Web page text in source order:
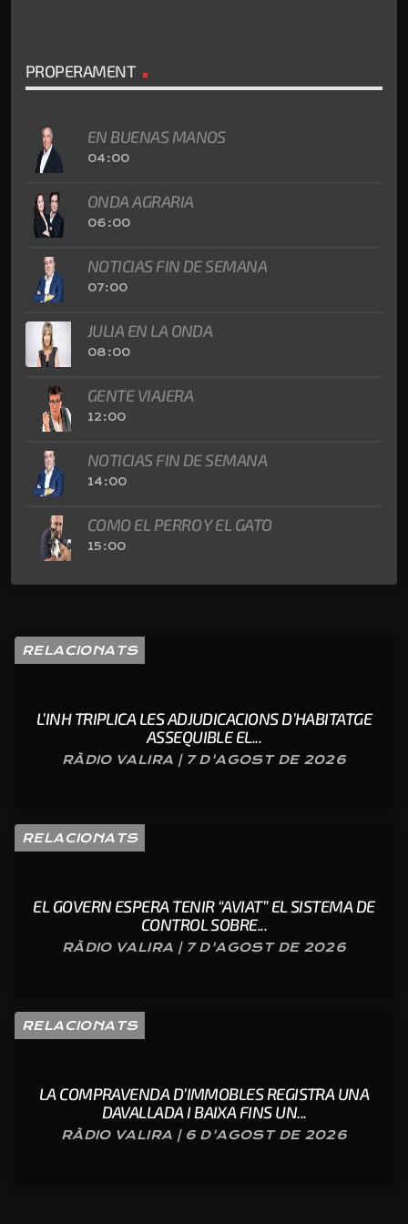
PROPERAMENT
EN BUENAS MANOS
04:00
ONDA AGRARIA
06:00
NOTICIAS FIN DE SEMANA
07:00
JULIA EN LA ONDA
08:00
GENTE VIAJERA
12:00
NOTICIAS FIN DE SEMANA
14:00
COMO EL PERRO Y EL GATO
15:00
RELACIONATS
L’INH TRIPLICA LES ADJUDICACIONS D’HABITATGE
ASSEQUIBLE EL...
RÀDIO VALIRA | 7 D'AGOST DE 2026
RELACIONATS
EL GOVERN ESPERA TENIR “AVIAT” EL SISTEMA DE
CONTROL SOBRE...
RÀDIO VALIRA | 7 D'AGOST DE 2026
RELACIONATS
LA COMPRAVENDA D’IMMOBLES REGISTRA UNA
DAVALLADA I BAIXA FINS UN...
RÀDIO VALIRA | 6 D'AGOST DE 2026